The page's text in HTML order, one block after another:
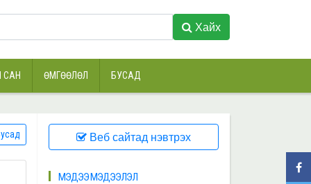
Хайх
САН ӨМГӨӨЛӨЛ БУСАД
Веб сайтад нэвтрэх
МЭДЭЭ МЭДЭЭЛЭЛ